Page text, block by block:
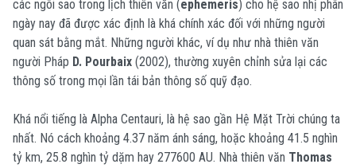
các ngôi sao trong lịch thiên văn (ephemeris) cho hệ sao nhị phân
ngày nay đã được xác định là khá chính xác đối với những người
quan sát bằng mắt. Những người khác, ví dụ như nhà thiên văn
người Pháp D. Pourbaix (2002), thường xuyên chỉnh sửa lại các
thông số trong mọi lần tái bản thông số quỹ đạo.
Khá nổi tiếng là Alpha Centauri, là hệ sao gần Hệ Mặt Trời chúng ta
nhất. Nó cách khoảng 4.37 năm ánh sáng, hoặc khoảng 41.5 nghìn
tỷ km, 25.8 nghìn tỷ dặm hay 277600 AU. Nhà thiên văn Thomas